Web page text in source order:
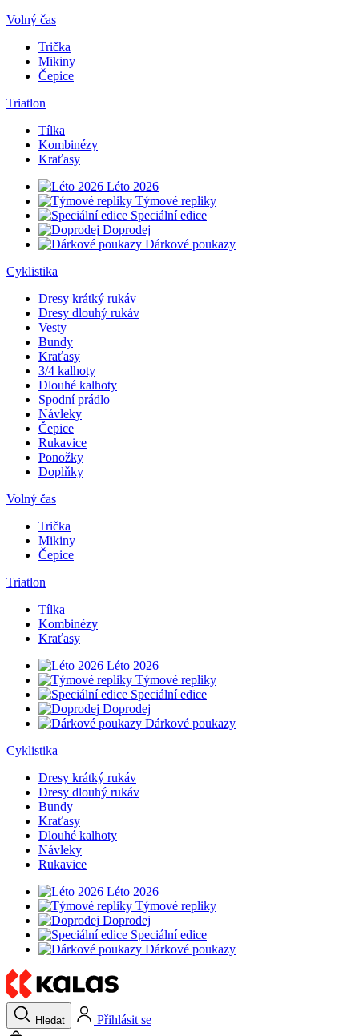
Volný čas
Trička
Mikiny
Čepice
Triatlon
Tílka
Kombinézy
Kraťasy
Léto 2026
Týmové repliky
Speciální edice
Doprodej
Dárkové poukazy
Cyklistika
Dresy krátký rukáv
Dresy dlouhý rukáv
Vesty
Bundy
Kraťasy
3/4 kalhoty
Dlouhé kalhoty
Spodní prádlo
Návleky
Čepice
Rukavice
Ponožky
Doplňky
Volný čas
Trička
Mikiny
Čepice
Triatlon
Tílka
Kombinézy
Kraťasy
Léto 2026
Týmové repliky
Speciální edice
Doprodej
Dárkové poukazy
Cyklistika
Dresy krátký rukáv
Dresy dlouhý rukáv
Bundy
Kraťasy
Dlouhé kalhoty
Návleky
Rukavice
Léto 2026
Týmové repliky
Doprodej
Speciální edice
Dárkové poukazy
Hledat
Přihlásit se